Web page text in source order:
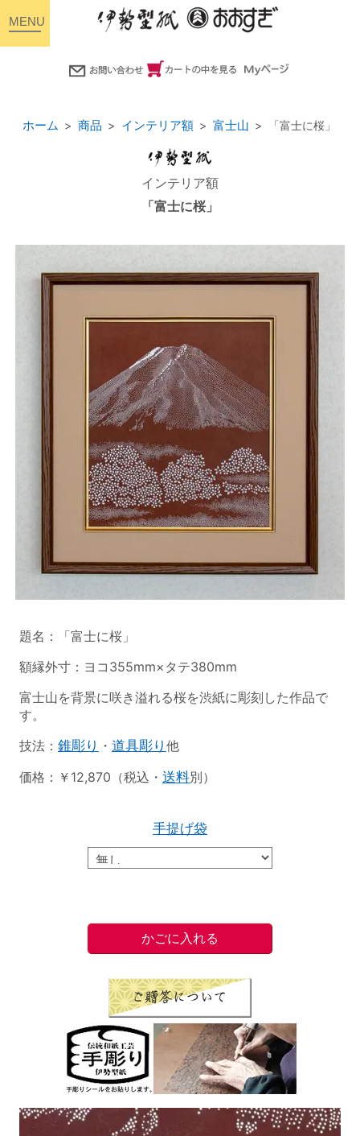
ホーム 商品 インテリア額 富士山 「富士に桜」
インテリア額
「富士に桜」
題名：「富士に桜」
額縁外寸：ヨコ355mm×タテ380mm
富士山を背景に咲き溢れる桜を渋紙に彫刻した作品で
す。
技法： 錐彫り ・ 道具彫り 他
価格：￥12,870（税込・ 送料別）
手提げ袋
toggle
navigation